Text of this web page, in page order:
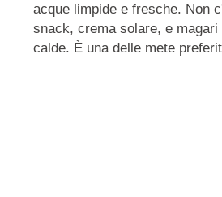
acque limpide e fresche. Non
snack, crema solare, e
calde. È una delle mete